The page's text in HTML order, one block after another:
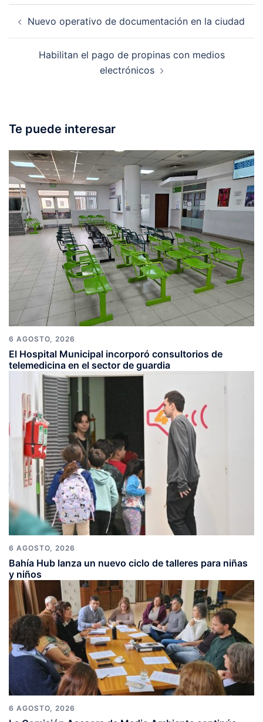
navigation
Nuevo operativo de documentación en la ciudad
Habilitan el pago de propinas con medios
electrónicos
Te puede interesar
6 AGOSTO, 2026
El Hospital Municipal incorporó consultorios de
telemedicina en el sector de guardia
6 AGOSTO, 2026
Bahía Hub lanza un nuevo ciclo de talleres para niñas
y niños
6 AGOSTO, 2026